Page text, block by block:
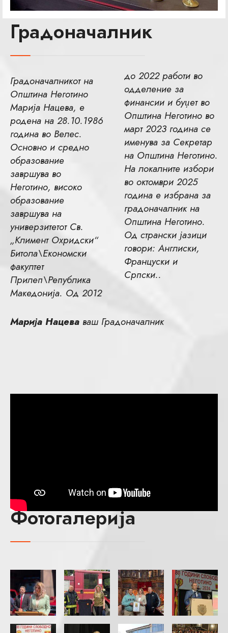
Градоначалник
Градоначалникот на
Општина Неготино
Марија Нацева, е
родена на 28.10.1986
година во Велес.
Основно и средно
образование
завршува во
Неготино, високо
образование
завршува на
универзитетот Св.
„Климент Охридски“
Битола\Економски
факултет
Прилеп\Република
Македонија. Од 2012
до 2022 работи во
одделение за
финансии и буџет во
Општина Неготино во
март 2023 година се
именува за Секретар
на Општина Неготино.
На локалните избори
во октомври 2025
година е избрана за
градоначалник на
Општина Неготино.
Од странски јазици
говори: Англиски,
Француски и
Српски..
Марија Нацева ваш Градоначалник
Фотогалерија